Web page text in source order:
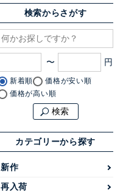
検索からさがす
〜
新着順
価格が安い順
価格が高い順
検索
カテゴリーから探す
新作
再入荷